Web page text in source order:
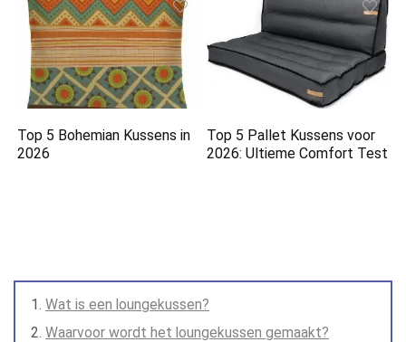
Top 5 Bohemian Kussens in
2026
Top 5 Pallet Kussens voor
2026: Ultieme Comfort Test
Wat is een loungekussen?
Waarvoor wordt het loungekussen gemaakt?